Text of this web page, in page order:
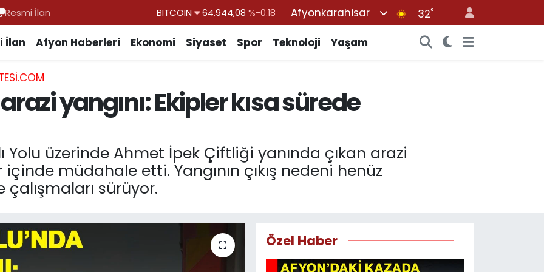
Resmi İlan DOLAR 47,7436%0.18
BİST100
13.779%-14
BITCOIN
Afyonkarahisar 32°
İlan Afyon Haberleri Ekonomi Siyaset Spor Teknoloji Yaşam
yangını: Ekipler kısa sürede
Yolu üzerinde Ahmet İpek Çiftliği yanında çıkan arazi
müdahale etti. Yangının çıkış nedeni henüz
sürüyor.
Özel Haber